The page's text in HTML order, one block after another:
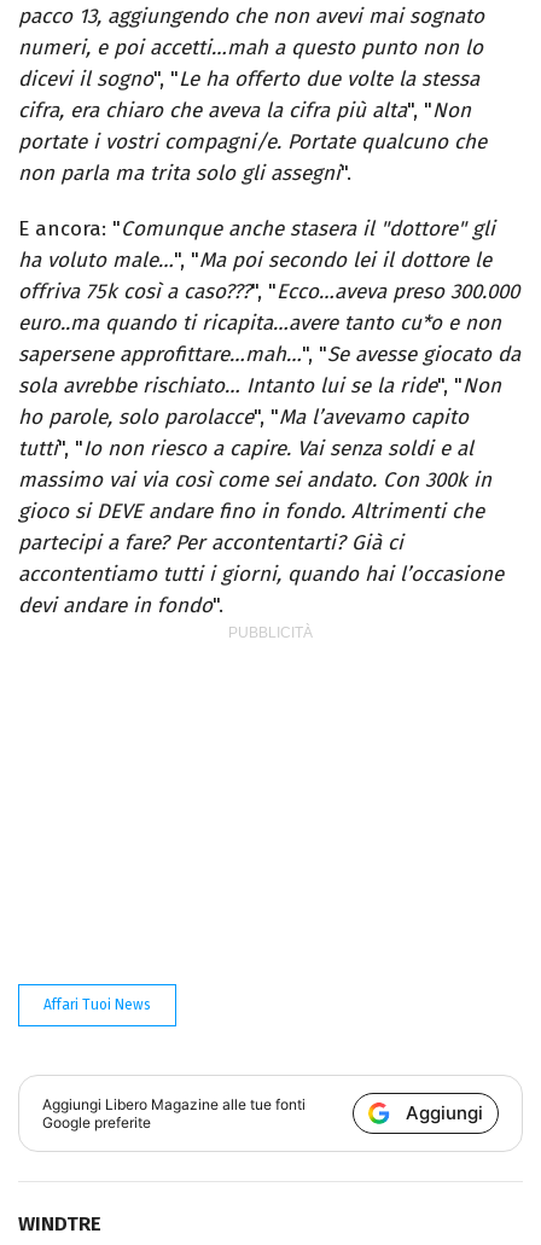
pacco 13, aggiungendo che non avevi mai sognato
numeri, e poi accetti…mah a questo punto non lo
dicevi il sogno", "Le ha offerto due volte la stessa
cifra, era chiaro che aveva la cifra più alta", "Non
portate i vostri compagni/e. Portate qualcuno che
non parla ma trita solo gli assegni".
E ancora: "Comunque anche stasera il "dottore" gli
ha voluto male…", "Ma poi secondo lei il dottore le
offriva 75k così a caso???", "Ecco…aveva preso 300.000
euro..ma quando ti ricapita…avere tanto cu*o e non
sapersene approfittare…mah…", "Se avesse giocato da
sola avrebbe rischiato… Intanto lui se la ride", "Non
ho parole, solo parolacce", "Ma l’avevamo capito
tutti", "Io non riesco a capire. Vai senza soldi e al
massimo vai via così come sei andato. Con 300k in
gioco si DEVE andare fino in fondo. Altrimenti che
partecipi a fare? Per accontentarti? Già ci
accontentiamo tutti i giorni, quando hai l’occasione
devi andare in fondo".
Affari Tuoi News
Aggiungi Libero Magazine alle tue fonti
Google preferite
Aggiungi
WINDTRE